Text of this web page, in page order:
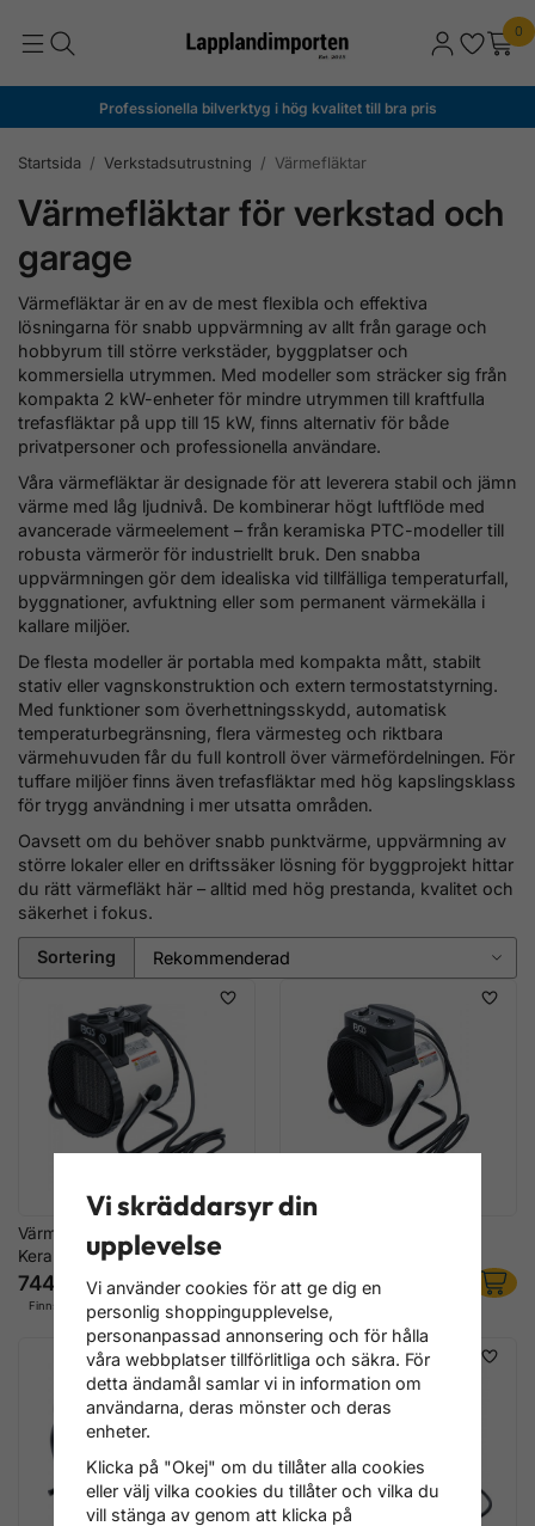
0
Professionella bilverktyg i hög kvalitet till bra pris
Startsida / Verkstadsutrustning / Värmefläktar
Värmefläktar för verkstad och
garage
Värmefläktar är en av de mest flexibla och effektiva
lösningarna för snabb uppvärmning av allt från garage och
hobbyrum till större verkstäder, byggplatser och
kommersiella utrymmen. Med modeller som sträcker sig från
kompakta 2 kW-enheter för mindre utrymmen till kraftfulla
trefasfläktar på upp till 15 kW, finns alternativ för både
privatpersoner och professionella användare.
Våra värmefläktar är designade för att leverera stabil och jämn
värme med låg ljudnivå. De kombinerar högt luftflöde med
avancerade värmeelement – från keramiska PTC-modeller till
robusta värmerör för industriellt bruk. Den snabba
uppvärmningen gör dem idealiska vid tillfälliga temperaturfall,
byggnationer, avfuktning eller som permanent värmekälla i
kallare miljöer.
De flesta modeller är portabla med kompakta mått, stabilt
stativ eller vagnskonstruktion och extern termostatstyrning.
Med funktioner som överhettningsskydd, automatisk
temperaturbegränsning, flera värmesteg och riktbara
värmehuvuden får du full kontroll över värmefördelningen. För
tuffare miljöer finns även trefasfläktar med hög kapslingsklass
för trygg användning i mer utsatta områden.
Oavsett om du behöver snabb punktvärme, uppvärmning av
större lokaler eller en driftssäker lösning för byggprojekt hittar
du rätt värmefläkt här – alltid med hög prestanda, kvalitet och
säkerhet i fokus.
Sortering
Värmefläkt 2 kW 220V –
Keramisk PTC
744 kr
Finns i lager
1 276 kr
Finns i lager
Vi skräddarsyr din
upplevelse
Vi använder cookies för att ge dig en
personlig shoppingupplevelse,
personanpassad annonsering och för hålla
våra webbplatser tillförlitliga och säkra. För
detta ändamål samlar vi in information om
användarna, deras mönster och deras
enheter.
Klicka på "Okej" om du tillåter alla cookies
eller välj vilka cookies du tillåter och vilka du
vill stänga av genom att klicka på